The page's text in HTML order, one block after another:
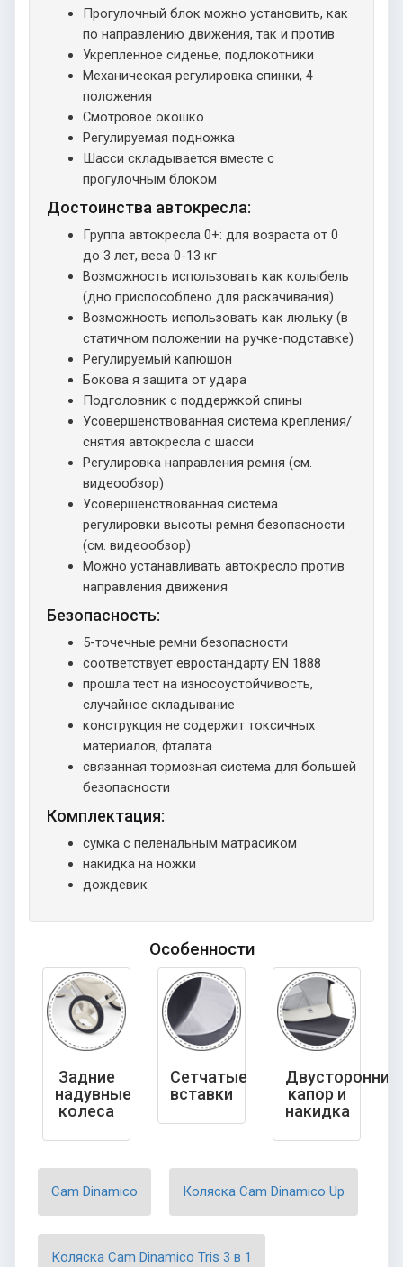
Прогулочный блок можно установить, как
по направлению движения, так и против
Укрепленное сиденье, подлокотники
Механическая регулировка спинки, 4
положения
Смотровое окошко
Регулируемая подножка
Шасси складывается вместе с
прогулочным блоком
Достоинства автокресла:
Группа автокресла 0+: для возраста от 0
до 3 лет, веса 0-13 кг
Возможность использовать как колыбель
(дно приспособлено для раскачивания)
Возможность использовать как люльку (в
статичном положении на ручке-подставке)
Регулируемый капюшон
Бокова я защита от удара
Подголовник с поддержкой спины
Усовершенствованная система крепления/
снятия автокресла с шасси
Регулировка направления ремня (см.
видеообзор)
Усовершенствованная система
регулировки высоты ремня безопасности
(см. видеообзор)
Можно устанавливать автокресло против
направления движения
Безопасность:
5-точечные ремни безопасности
соответствует евростандарту EN 1888
прошла тест на износоустойчивость,
случайное складывание
конструкция не содержит токсичных
материалов, фталата
связанная тормозная система для большей
безопасности
Комплектация:
сумка с пеленальным матрасиком
накидка на ножки
дождевик
Особенности
Задние
надувные
колеса
Сетчатые
вставки
Двусторонний
капор и
накидка
Cam Dinamico Коляска Cam Dinamico Up
Коляска Cam Dinamico Tris 3 в 1